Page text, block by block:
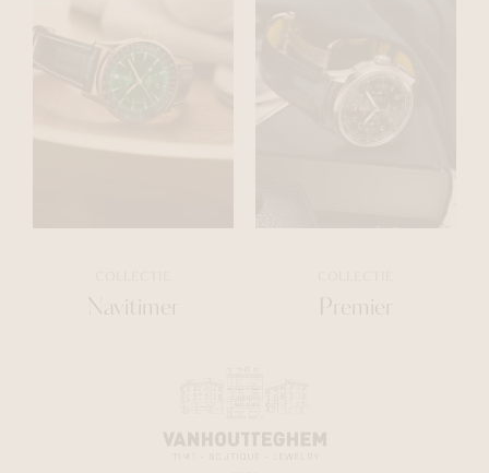
Navitimer Premier